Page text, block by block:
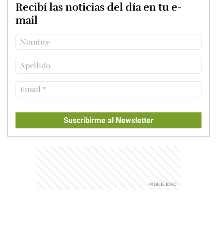
Recibí las noticias del día en tu e-
mail
Suscribirme al Newsletter